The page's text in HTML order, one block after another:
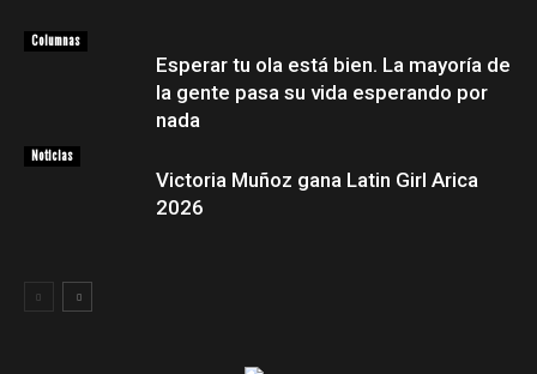
Columnas
Esperar tu ola está bien. La mayoría de
la gente pasa su vida esperando por
nada
Noticias
Victoria Muñoz gana Latin Girl Arica
2026